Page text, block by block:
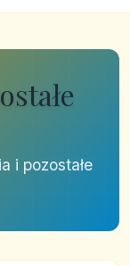
i pozostałe